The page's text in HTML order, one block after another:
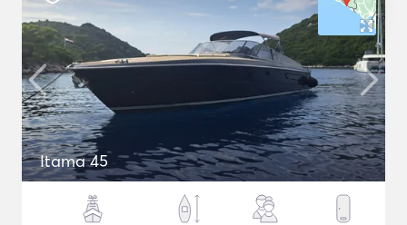
Itama 45